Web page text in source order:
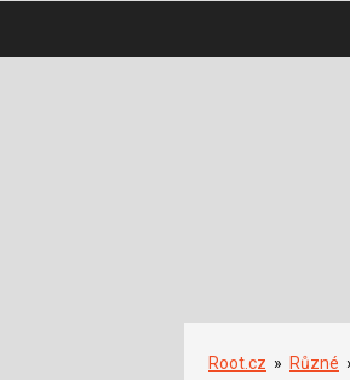
Root.cz » Různé